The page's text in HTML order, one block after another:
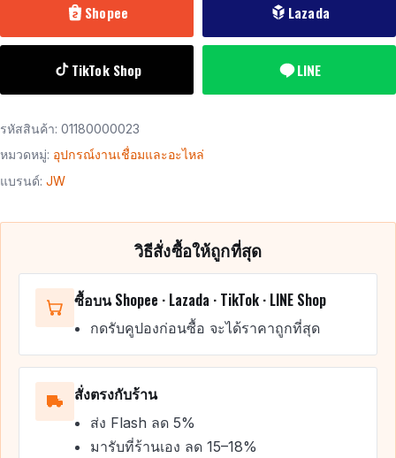
Shopee Lazada
TikTok Shop LINE
รหัสสินค้า: 01180000023
หมวดหมู่: อุปกรณ์งานเชื่อมและอะไหล่
แบรนด์: JW
วิธีสั่งซื้อให้ถูกที่สุด
ซื้อบน Shopee · Lazada · TikTok · LINE Shop
กดรับคูปองก่อนซื้อ จะได้ราคาถูกที่สุด
สั่งตรงกับร้าน
ส่ง Flash ลด 5%
มารับที่ร้านเอง ลด 15–18%